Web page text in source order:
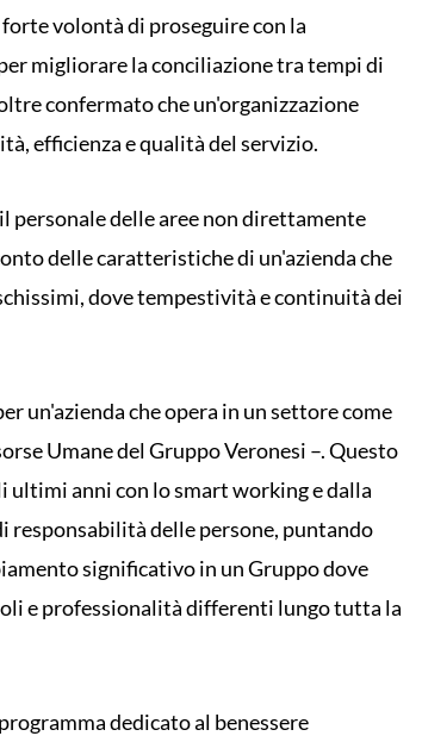
volontà di proseguire con la
migliorare la conciliazione tra tempi di
confermato che un'organizzazione
efficienza e qualità del servizio.
personale delle aree non direttamente
delle caratteristiche di un'azienda che
dove tempestività e continuità dei
un'azienda che opera in un settore come
Umane del Gruppo Veronesi –. Questo
ultimi anni con lo smart working e dalla
responsabilità delle persone, puntando
significativo in un Gruppo dove
e professionalità differenti lungo tutta la
dedicato al benessere